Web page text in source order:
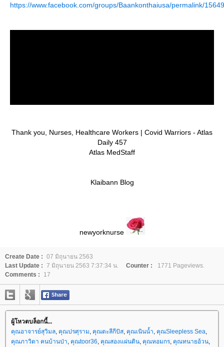
https://www.facebook.com/groups/Baankonthaiusa/permalink/
Thank you, Nurses, Healthcare Workers | Covid Warriors - Atlas
Daily 457
Atlas MedStaff
Klaibann Blog
newyorknurse
Create Date : 07 มิถุนายน 2563
Last Update : 7 มิถุนายน 2563 7:37:34 น. Counter :
1771 Pageviews.
Comments :
17
ผู้โหวตบล็อกนี้...
คุณอาจารย์สุวิมล คุณปรศุราม คุณตะลีกีปัส คุณเนินน้ำ คุณSleepless Sea
คุณภาวิดา คนบ้านป่า คุณtoor36 คุณสองแผ่นดิน คุณหอมกร คุณทนายอ้วน